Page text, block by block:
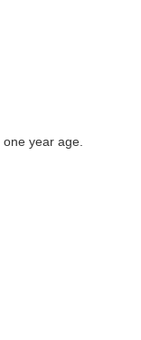
year age.